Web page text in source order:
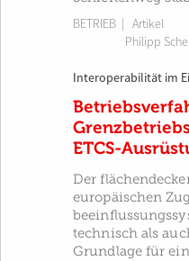
BETRIEB | Artikel
Philipp
Interoperabilität im
ETCS-
Der
europäischen
technisch als
Grundlage für